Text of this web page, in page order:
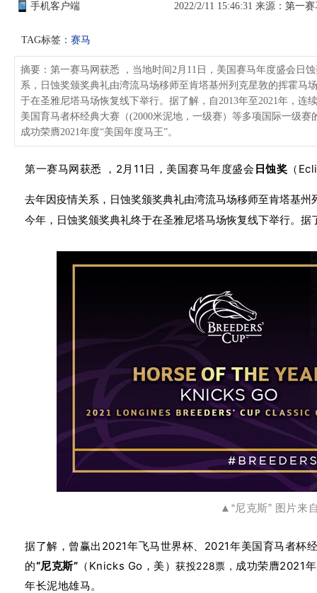
手机客户端 2022/2/11 15:46:31 来源： 第一赛
TAG标签： 赛马
摘要：第一赛马网获悉 ，当地时间2月11日，美国赛马年度盛会日
系，日蚀奖颁奖典礼由湾流马场移师至肯塔基州列克星敦的挥霍马
于在圣雅尼塔马场恢复线下举行。据了解，自2013年至2021年，连
美国育马者杯经典大赛（(2000米泥地，一级赛）等多项国际一级赛
成功荣膺2021年度“美国年度马王”。
第一赛马网获悉 ，2月11日，美国赛马年度盛会 日蚀奖 （
去年因疫情关系，日蚀奖颁奖典礼由湾流马场移师至肯塔基州
今年，日蚀奖颁奖典礼终于在圣雅尼塔马场恢复线下举行。
▲“尼克斯” 图片来
据了解，曾赢出2021年飞马世界杯、 2021年美国育马者杯
的“尼克斯” （Knicks Go，美）获投228票， 成功荣膺2021
年长泥地雄马。